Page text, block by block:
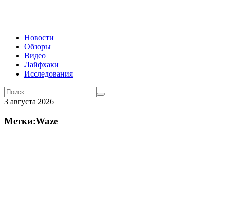
Новости
Обзоры
Видео
Лайфхаки
Исследования
3 августа 2026
Метки:Waze